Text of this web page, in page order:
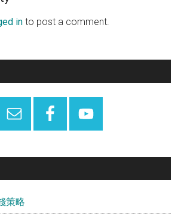
in to post a comment.
策略